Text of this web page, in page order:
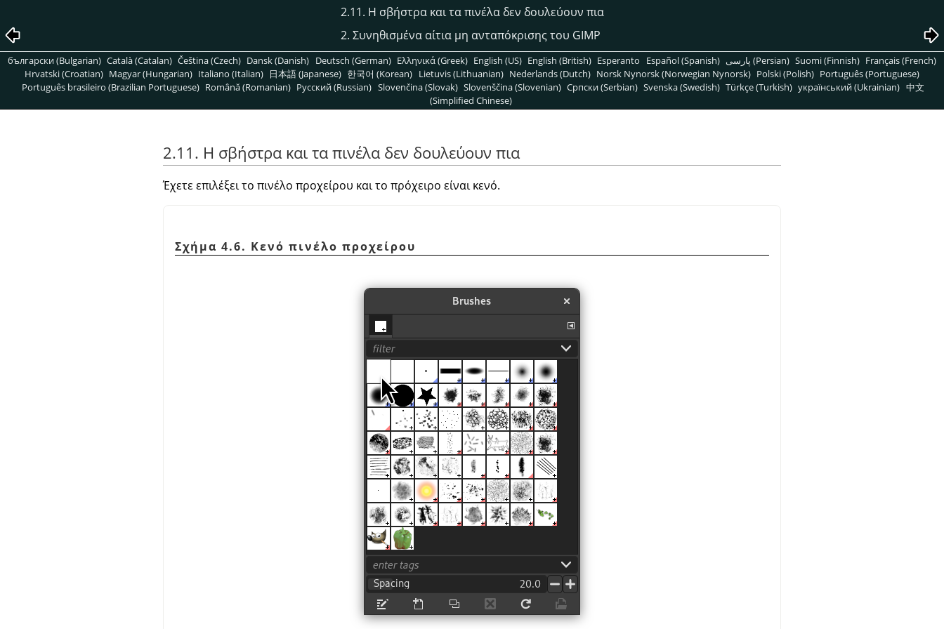
2.11. Η σβήστρα και τα πινέλα δεν δουλεύουν πια
2. Συνηθισμένα αίτια μη ανταπόκρισης του GIMP
български (Bulgarian) Català (Catalan) Čeština (Czech) Dansk (Danish) Deutsch (German) Ελληνικά (Greek) English (US) English (British) Esperanto Español (Spanish) پارسی (Persian) Suomi (Finnish) Français (French)
Hrvatski (Croatian) Magyar (Hungarian) Italiano (Italian) 日本語 (Japanese) 한국어 (Korean) Lietuvis (Lithuanian) Nederlands (Dutch) Norsk Nynorsk (Norwegian Nynorsk) Polski (Polish) Português (Portuguese)
Português brasileiro (Brazilian Portuguese) Română (Romanian) Pусский (Russian) Slovenčina (Slovak) Slovenščina (Slovenian) Српски (Serbian) Svenska (Swedish) Türkçe (Turkish) український (Ukrainian) 中文
(Simplified Chinese)
2.11. Η σβήστρα και τα πινέλα δεν δουλεύουν πια
Έχετε επιλέξει το πινέλο προχείρου και το πρόχειρο είναι κενό.
Σχήμα 4.6. Κενό πινέλο προχείρου